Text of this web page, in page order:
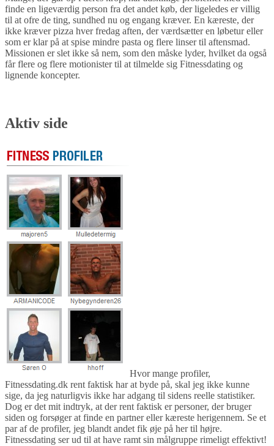
finde en ligeværdig person fra det andet køb, der ligeledes er villig
til at ofre de ting, sundhed nu og engang kræver. En kæreste, der
ikke kræver pizza hver fredag aften, der værdsætter en løbetur eller
som er klar på at spise mindre pasta og flere linser til aftensmad.
Missionen er slet ikke så nem, som den måske lyder, hvilket da også
får flere og flere motionister til at tilmelde sig Fitnessdating og
lignende koncepter.
Aktiv side
Hvor mange profiler,
Fitnessdating.dk rent faktisk har at byde på, skal jeg ikke kunne
sige, da jeg naturligvis ikke har adgang til sidens reelle statistiker.
Dog er det mit indtryk, at der rent faktisk er personer, der bruger
siden og forsøger at finde en partner eller kæreste herigennem. Se et
par af de profiler, jeg blandt andet fik øje på her til højre.
Fitnessdating ser ud til at have ramt sin målgruppe rimeligt effektivt!